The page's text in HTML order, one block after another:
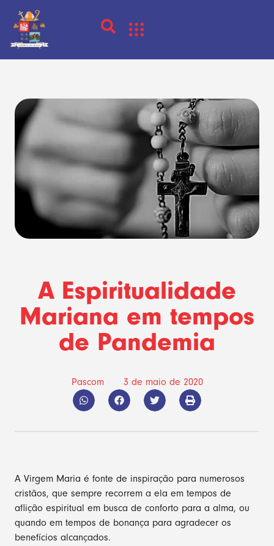
A Espiritualidade
Mariana em tempos
de Pandemia
Pascom 3 de maio de 2020
A Virgem Maria é fonte de inspiração para numerosos
cristãos, que sempre recorrem a ela em tempos de
aflição espiritual em busca de conforto para a alma, ou
quando em tempos de bonança para agradecer os
benefícios alcançados.